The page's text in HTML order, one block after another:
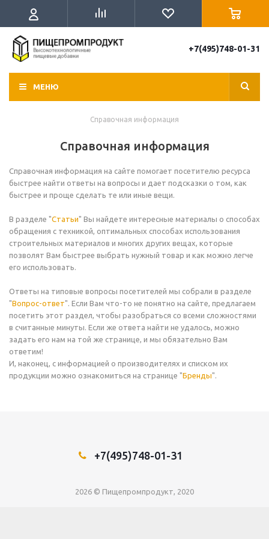
+7(495)748-01-31
МЕНЮ
Справочная информация
Справочная информация
Справочная информация на сайте помогает посетителю ресурса
быстрее найти ответы на вопросы и дает подсказки о том, как
быстрее и проще сделать те или иные вещи.
В разделе "Статьи" Вы найдете интересные материалы о способах
обращения с техникой, оптимальных способах использования
строительных материалов и многих других вещах, которые
позволят Вам быстрее выбрать нужный товар и как можно легче
его использовать.
Ответы на типовые вопросы посетителей мы собрали в разделе
"Вопрос-ответ". Если Вам что-то не понятно на сайте, предлагаем
посетить этот раздел, чтобы разобраться со всеми сложностями
в считанные минуты. Если же ответа найти не удалось, можно
задать его нам на той же странице, и мы обязательно Вам
ответим!
И, наконец, с информацией о производителях и списком их
продукции можно ознакомиться на странице "Бренды".
+7(495)748-01-31
2026 © Пищепромпродукт, 2020